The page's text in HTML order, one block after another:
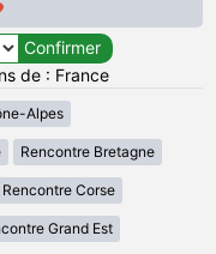
de : France
Alpes
Rencontre Bretagne
Rencontre Corse
Grand Est